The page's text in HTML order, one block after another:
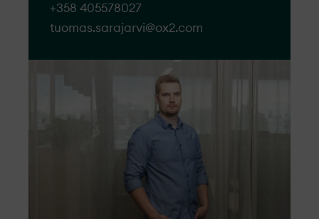
+358 405578027
tuomas.sarajarvi@​ox2.com